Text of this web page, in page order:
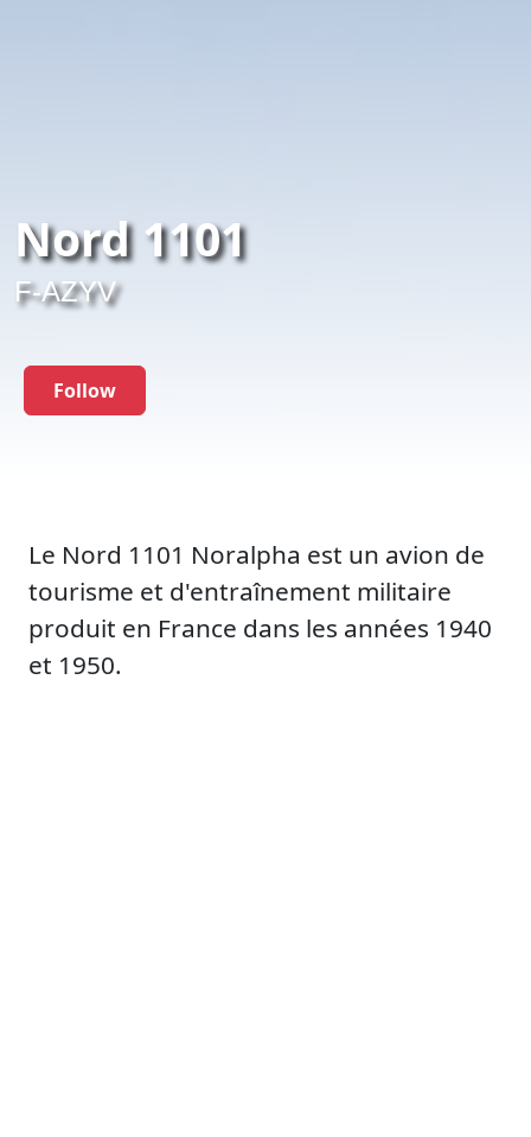
Nord 1101
F-AZYV
Follow
Le Nord 1101 Noralpha est un avion de
tourisme et d'entraînement militaire
produit en France dans les années 1940
et 1950.